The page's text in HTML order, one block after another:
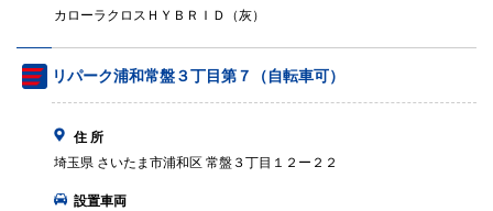
カローラクロスＨＹＢＲＩＤ（灰）
リパーク浦和常盤３丁目第７（自転車可）
住 所
埼玉県 さいたま市浦和区 常盤３丁目１２ー２２
設置車両